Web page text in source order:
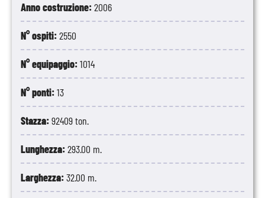
Anno costruzione:2006
N° ospiti:2550
N° equipaggio:1014
N° ponti:13
Stazza:92409 ton.
Lunghezza:293.00 m.
Larghezza:32.00 m.
10
11
12
Navigazione - -
13 Salvador 08:00 16:00
14 Navigazione - -
Brasile
16 Rio de Janeiro 00:01 16:00